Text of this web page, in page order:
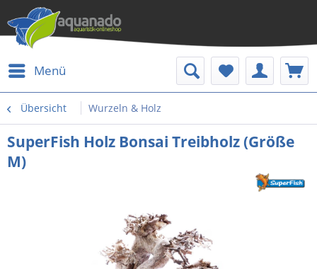
Menü
Übersicht Wurzeln & Holz
SuperFish Holz Bonsai Treibholz (Größe
M)